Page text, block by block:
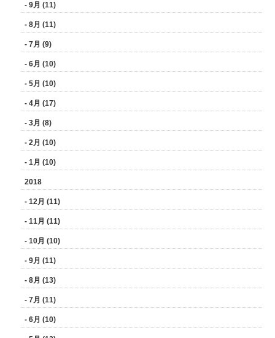
- 9月 (11)
- 8月 (11)
- 7月 (9)
- 6月 (10)
- 5月 (10)
- 4月 (17)
- 3月 (8)
- 2月 (10)
- 1月 (10)
2018
- 12月 (11)
- 11月 (11)
- 10月 (10)
- 9月 (11)
- 8月 (13)
- 7月 (11)
- 6月 (10)